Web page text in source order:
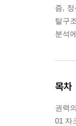
즘,
탈구
분석
목차
권력
01 자